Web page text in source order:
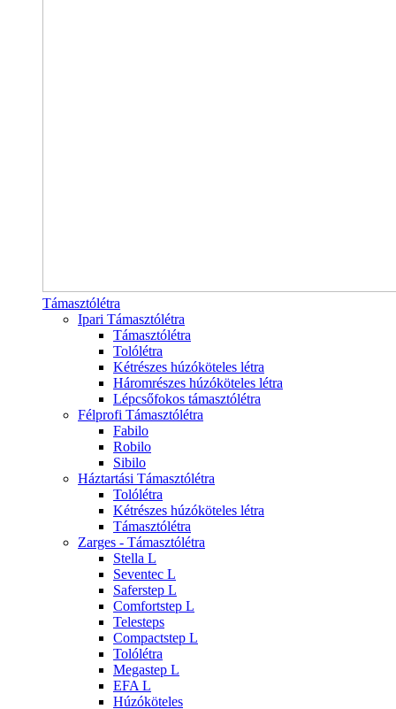
Támasztólétra
Ipari Támasztólétra
Támasztólétra
Tolólétra
Kétrészes húzóköteles létra
Háromrészes húzóköteles létra
Lépcsőfokos támasztólétra
Félprofi Támasztólétra
Fabilo
Robilo
Sibilo
Háztartási Támasztólétra
Tolólétra
Kétrészes húzóköteles létra
Támasztólétra
Zarges - Támasztólétra
Stella L
Seventec L
Saferstep L
Comfortstep L
Telesteps
Compactstep L
Tolólétra
Megastep L
EFA L
Húzóköteles